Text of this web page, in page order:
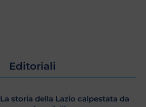
Editoriali
La storia della Lazio calpestata da